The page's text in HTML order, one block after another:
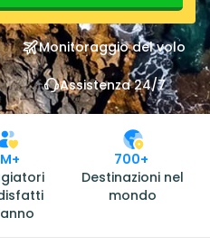
Monitoraggio del volo
Assistenza 24/7
700+
Destinazioni nel
mondo